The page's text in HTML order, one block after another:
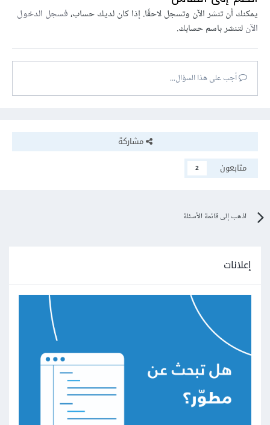
يمكنك أن تنشر الآن وتسجل لاحقًا. إذا كان لديك حساب،فسجل الدخول
الآنلتنشر باسم حسابك.
أجب على هذا السؤال...
مشاركة
متابعون
2
اذهب إلى قائمة الأسئلة
إعلانات